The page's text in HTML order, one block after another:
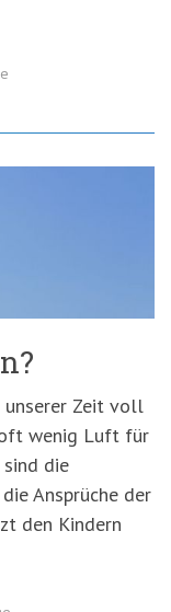
unserer Zeit voll
wenig Luft für
die
Ansprüche der
den Kindern